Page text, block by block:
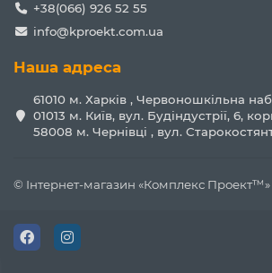
B печах на деревному
рослинного походження, відповідно
на деревному вугіллі не потрібно
або електрики. Піч гриль забезпечує
безпосередньо на кухні підприємства
відвідувачі при цьому зможуть
улюблена страва.
+38(066) 926 52 55
info@kproekt.com.ua
Наша адреса
61010 м. Харків , Червоношкільна
01013 м. Київ, вул. Будіндустрії, 6,
58008 м. Чернівці , вул.
© Інтернет-магазин «Комплекс Проект™»